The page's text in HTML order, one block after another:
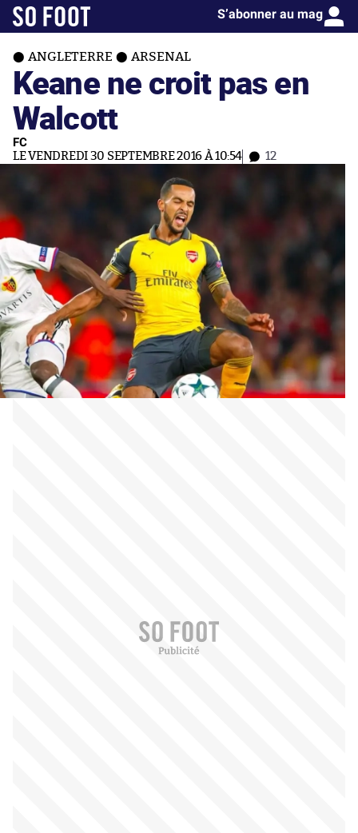
S’abonner au mag
ANGLETERRE ARSENAL
Keane ne croit pas en
Walcott
FC
LE VENDREDI 30 SEPTEMBRE 2016 À 10:54 12